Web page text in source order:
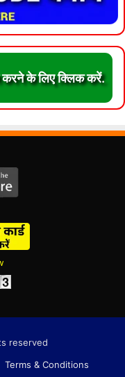
के लिए क्लिक करें.
reserved
Terms & Conditions